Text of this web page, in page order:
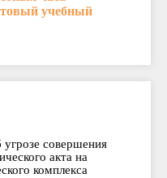
учебный
совершения
акта на
комплекса